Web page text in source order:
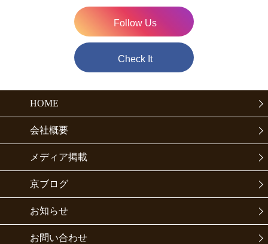
Follow Us
Check It
HOME
会社概要
メディア掲載
京ブログ
お知らせ
お問い合わせ